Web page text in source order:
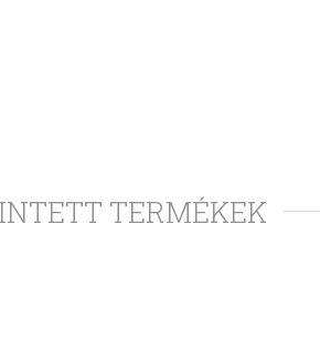
TERMÉKEK